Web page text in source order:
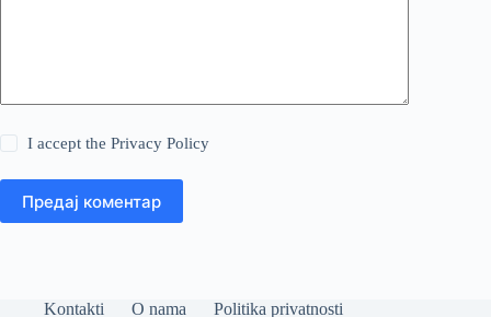
I accept thePrivacy Policy
Предај коментар
Kontakti O nama Politika privatnosti